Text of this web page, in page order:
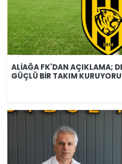
ALİAĞA FK'DAN AÇIKLAMA;
GÜÇLÜ BİR TAKIM